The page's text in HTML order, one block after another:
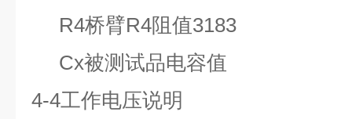
R4桥臂R4阻值3183
Cx被测试品电容值
4-4工作电压说明